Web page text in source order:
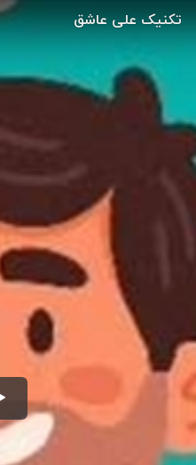
تکنیک علی عاشق